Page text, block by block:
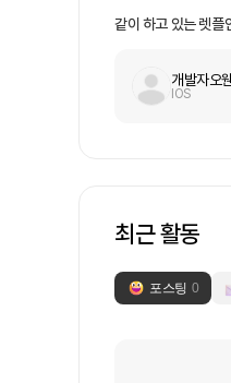
같이 하고 있는 렛플
개발자오
IOS
최근 활동
포스팅 0